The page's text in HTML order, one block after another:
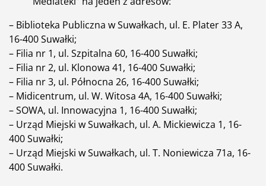
– Biblioteka Publiczna w Suwałkach, ul. E. Plater 33 A,
16-400 Suwałki;
– Filia nr 1, ul. Szpitalna 60, 16-400 Suwałki;
– Filia nr 2, ul. Klonowa 41, 16-400 Suwałki;
– Filia nr 3, ul. Północna 26, 16-400 Suwałki;
– Midicentrum, ul. W. Witosa 4A, 16-400 Suwałki;
– SOWA, ul. Innowacyjna 1, 16-400 Suwałki;
– Urząd Miejski w Suwałkach, ul. A. Mickiewicza 1, 16-
400 Suwałki;
– Urząd Miejski w Suwałkach, ul. T. Noniewicza 71a, 16-
400 Suwałki.